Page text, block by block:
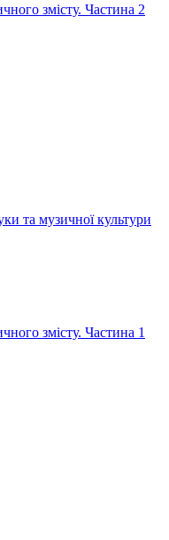
змісту. Частина 2
та музичної культури
змісту. Частина 1